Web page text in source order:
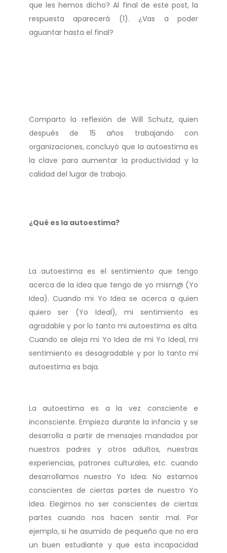
que les hemos dicho? Al final de este post, la
respuesta aparecerá (1). ¿Vas a poder
aguantar hasta el final?
Comparto la reflexión de Will Schutz, quien
después de 15 años trabajando con
organizaciones, concluyó que la autoestima es
la clave para aumentar la productividad y la
calidad del lugar de trabajo.
¿Qué es la autoestima?
La autoestima es el sentimiento que tengo
acerca de la idea que tengo de yo mism@ (Yo
Idea). Cuando mi Yo Idea se acerca a quien
quiero ser (Yo Ideal), mi sentimiento es
agradable y por lo tanto mi autoestima es alta.
Cuando se aleja mi Yo Idea de mi Yo Ideal, mi
sentimiento es desagradable y por lo tanto mi
autoestima es baja.
La autoestima es a la vez consciente e
inconsciente. Empieza durante la infancia y se
desarrolla a partir de mensajes mandados por
nuestros padres y otros adultos, nuestras
experiencias, patrones culturales, etc. cuando
desarrollamos nuestro Yo Idea. No estamos
conscientes de ciertas partes de nuestro Yo
Idea. Elegimos no ser conscientes de ciertas
partes cuando nos hacen sentir mal. Por
ejemplo, si he asumido de pequeño que no era
un buen estudiante y que esta incapacidad